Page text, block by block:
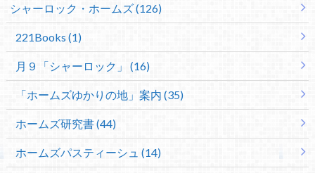
シャーロック・ホームズ (126)
221Books (1)
月９「シャーロック」 (16)
「ホームズゆかりの地」案内 (35)
ホームズ研究書 (44)
ホームズパスティーシュ (14)